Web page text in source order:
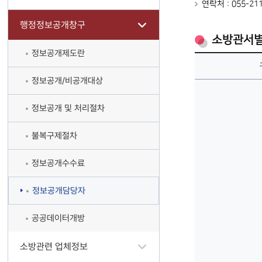
행정정보공개창구
정보공개제도란
정보공개/비공개대상
정보공개 및 처리절차
불복구제절차
정보공개수수료
정보공개담당자
공공데이터개방
소방관련 업체정보
연락처 : 055-
소방관서